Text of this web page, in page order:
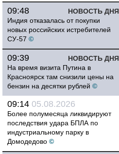
НОВОСТЬ ДНЯ
09:48
Индия отказалась от покупки
новых российских истребителей
СУ-57 ©
НОВОСТЬ ДНЯ
09:39
На время визита Путина в
Красноярск там снизили цены на
бензин на десятки рублей ©
09:14 05.08.2026
Более полумесяца ликвидируют
последствия удара БПЛА по
индустриальному парку в
Домодедово ©